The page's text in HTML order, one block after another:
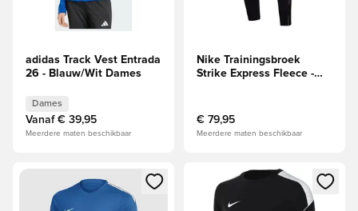
adidas Track Vest Entrada
26 - Blauw/Wit Dames
Dames
Vanaf € 39,95
Meerdere maten beschikbaar
Nike Trainingsbroek
Strike Express Fleece -
€ 79,95
Meerdere maten beschikbaar
Opent een venster om in te loggen of je aan te melden als
Opent een venster om in te